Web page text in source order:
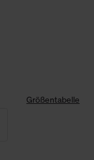
Größentabelle